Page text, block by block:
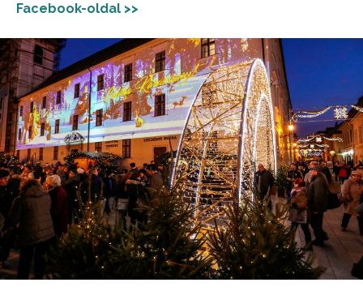
Facebook-oldal >>